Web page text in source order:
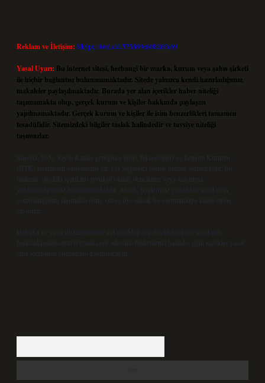
Reklam ve İletişim: Skype: live:.cid.575569c608265c69
Yasal Uyarı: Bu internet sitesi, herhangi bir marka, kurum veya şahıs şirketi
ile hiçbir bağlantısı bulunmamaktadır. Sitede yalnızca kendi hazırladığımız
makaleler paylaşılmaktadır. Burada yer alan içerikler haber niteliği
taşımamakta olup, gerçek kurum ve kişiler hakkında paylaşım
yapılmamaktadır. Gerçek kurum ve kişiler ile isim benzerlikleri tamamen
tesadüfidir. Sitemizdeki bilgiler taslak halindedir ve tavsiye niteliği
taşımazlar.
Sitemiz, 5651 Sayılı Kanun gereğince Bilgi Teknolojileri ve İletişim Kurumu
(BTK) tarafından onaylanmış bir Yer Sağlayıcı olarak hizmet vermektedir. Bu
nedenle, sitedeki içerikleri proaktif olarak denetleme veya araştırma
yükümlülüğümüz bulunmamaktadır. Ancak, üyelerimiz yazdıkları içeriklerin
sorumluluğunu taşımakta olup, siteye üye olarak bu sorumluluğu kabul etmiş
sayılırlar.
Hukuka ve yasal düzenlemelere aykırı olduğunu düşündüğünüz içerikleri,
backlinkpanelicomtr@gmail.com
adresine bildirmeniz halinde, ilgili içerikler yasal
süre içerisinde sitemizden kaldırılacaktır.